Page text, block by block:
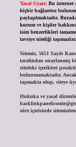
Yasal Uyarı: Bu internet
hiçbir bağlantısı
paylaşılmaktadır.
kurum ve kişiler
isim benzerlikleri
tavsiye niteliği taşımazlar.
Sitemiz, 5651 Sayılı
tarafından onaylanmış
sitedeki içerikleri
bulunmamaktadır.
taşımakta olup, siteye
Hukuka ve yasal
süre içerisinde